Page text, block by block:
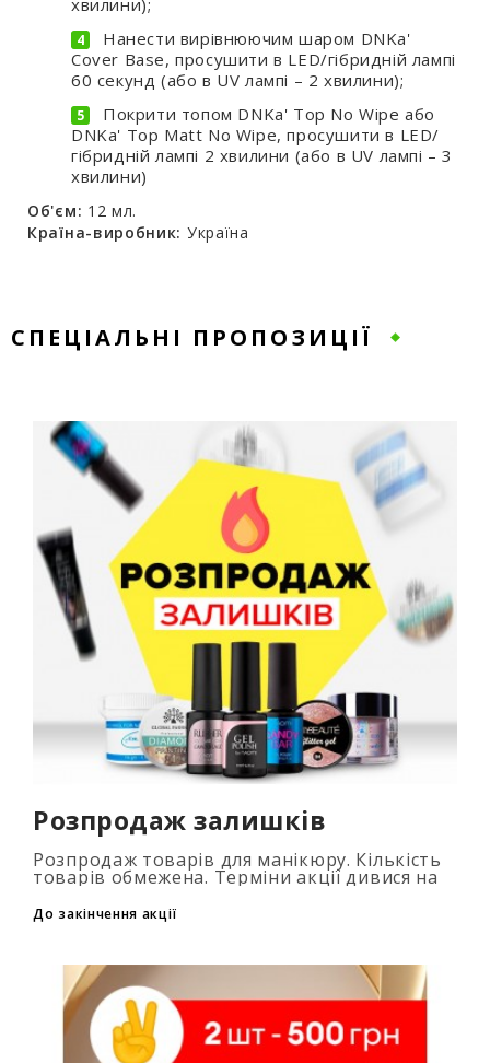
хвилини);
Нанести вирівнюючим шаром DNKa'
Cover Base, просушити в LED/гібридній лампі
60 секунд (або в UV лампі – 2 хвилини);
Покрити топом DNKa' Top No Wipe або
DNKa' Top Matt No Wipe, просушити в LED/
гібридній лампі 2 хвилини (або в UV лампі – 3
хвилини)
Об'єм: 12 мл.
Країна-виробник: Україна
СПЕЦІАЛЬНІ ПРОПОЗИЦІЇ
Розпродаж залишків
Розпродаж товарів для манікюру. Кількість
товарів обмежена. Терміни акції дивися на
таймері...
До закінчення акції